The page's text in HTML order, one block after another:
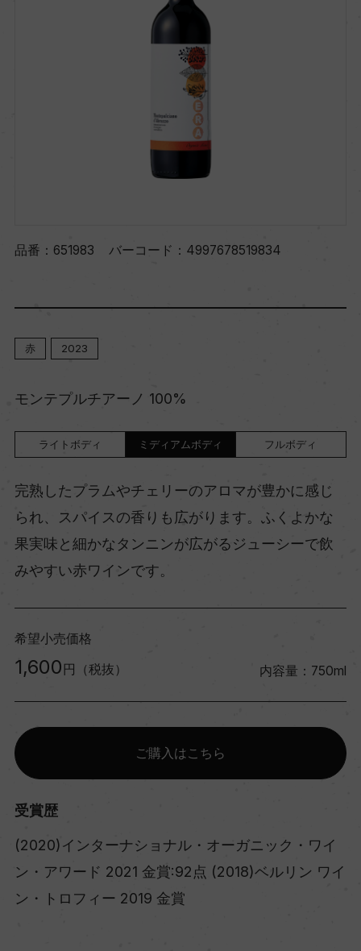
品番： 651983 バーコード： 4997678519834
赤 2023
モンテプルチアーノ 100%
ライトボディ ミディアムボディ フルボディ
完熟したプラムやチェリーのアロマが豊かに感じ
られ、スパイスの香りも広がります。ふくよかな
果実味と細かなタンニンが広がるジューシーで飲
みやすい赤ワインです。
希望小売価格
1,600 円（税抜） 内容量：750ml
ご購入はこちら
受賞歴
(2020)インターナショナル・オーガニック・ワイ
ン・アワード 2021 金賞:92点 (2018)ベルリン ワイ
ン・トロフィー 2019 金賞